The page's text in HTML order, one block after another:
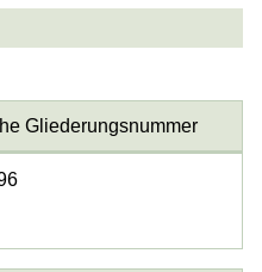
Gliederungsnummer